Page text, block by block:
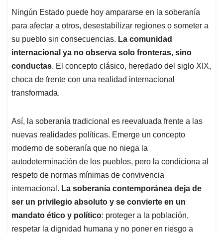
Ningún Estado puede hoy ampararse en la soberanía
para afectar a otros, desestabilizar regiones o someter a
su pueblo sin consecuencias. La comunidad
internacional ya no observa solo fronteras, sino
conductas. El concepto clásico, heredado del siglo XIX,
choca de frente con una realidad internacional
transformada.
Así, la soberanía tradicional es reevaluada frente a las
nuevas realidades políticas. Emerge un concepto
moderno de soberanía que no niega la
autodeterminación de los pueblos, pero la condiciona al
respeto de normas mínimas de convivencia
internacional. La soberanía contemporánea deja de
ser un privilegio absoluto y se convierte en un
mandato ético y político: proteger a la población,
respetar la dignidad humana y no poner en riesgo a